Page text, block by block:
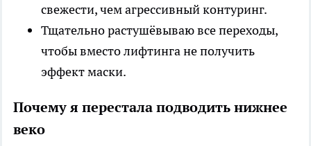
свежести, чем агрессивный контуринг.
Тщательно растушёвываю все переходы,
чтобы вместо лифтинга не получить
эффект маски.
Почему я перестала подводить нижнее
веко